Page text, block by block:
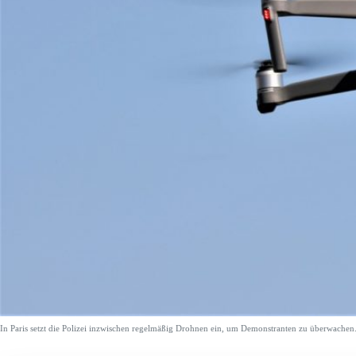
In Paris setzt die Polizei inzwischen regelmäßig Drohnen ein, um Demonstranten zu überwachen.